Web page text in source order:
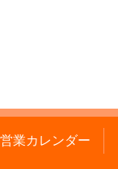
営業カレンダー